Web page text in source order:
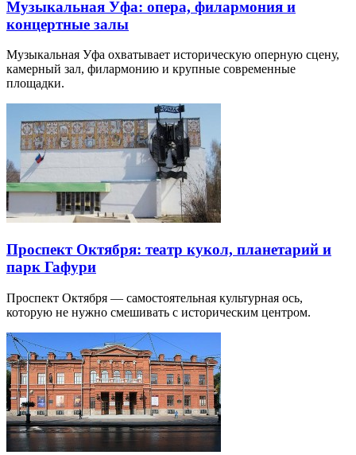
Музыкальная Уфа: опера, филармония и
концертные залы
Музыкальная Уфа охватывает историческую оперную сцену,
камерный зал, филармонию и крупные современные
площадки.
Проспект Октября: театр кукол, планетарий и
парк Гафури
Проспект Октября — самостоятельная культурная ось,
которую не нужно смешивать с историческим центром.